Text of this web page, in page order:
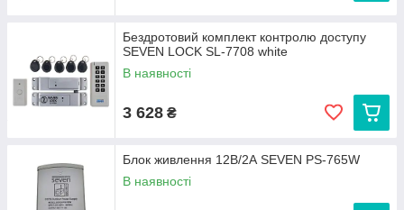
Бездротовий комплект контролю доступу
SEVEN LOCK SL-7708 white
В наявності
3 628 ₴
Блок живлення 12В/2А SEVEN PS-765W
В наявності